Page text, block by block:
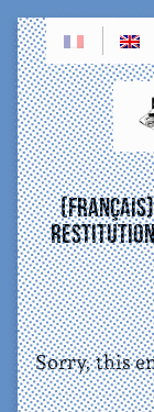
restitution
Sorry, this